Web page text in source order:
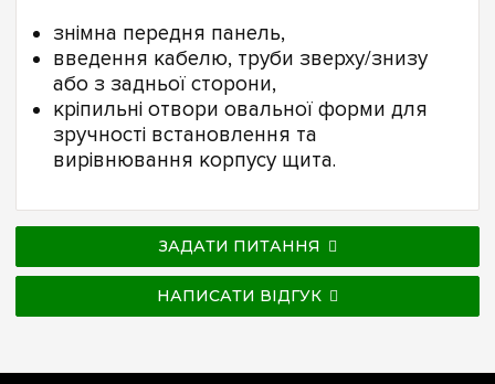
знімна передня панель,
введення кабелю, труби зверху/знизу
або з задньої сторони,
кріпильні отвори овальної форми для
зручності встановлення та
вирівнювання корпусу щита.
ЗАДАТИ ПИТАННЯ
НАПИСАТИ ВІДГУК